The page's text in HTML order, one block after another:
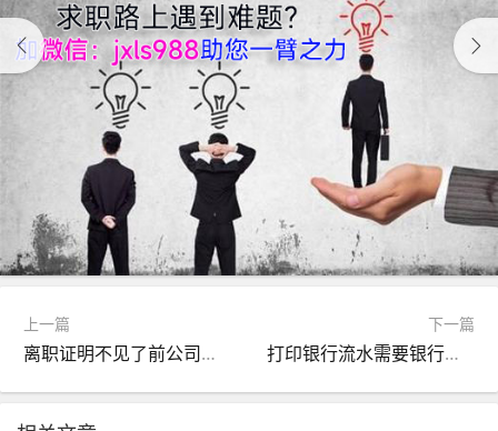
上一篇
离职证明不见了前公司又不给补办怎么办？
下一篇
打印银行流水需要银行盖章吗?